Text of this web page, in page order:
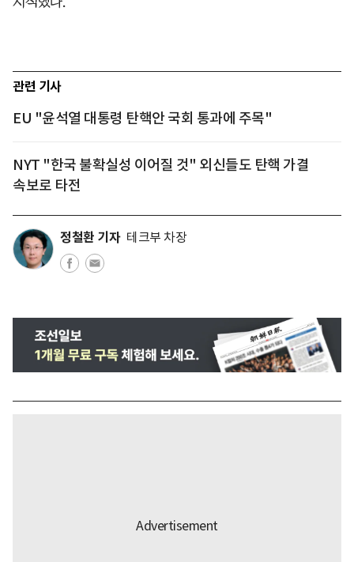
관련 기사
EU "윤석열 대통령 탄핵안 국회 통과에 주목"
NYT "한국 불확실성 이어질 것" 외신들도 탄핵 가결
속보로 타전
정철환 기자 테크부 차장